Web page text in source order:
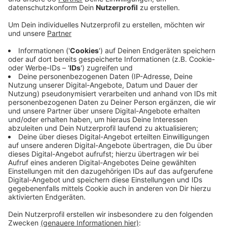
Laut aktuellen Zahlen gibt es aber immer weniger
Nachtflüge. Und das obwohl es immer mehr Starts und
Landungen am Düsseldorfer Flughafen gibt. Bereits im
elften Monat in Folge nimmt die Zahl der nächtlichen
Start- und Landungen ab. Das zeige - laut Flughafen -
dass sich die Pünktlichkeit der Flugverbindungen
verbessert habe. Konkret heißt das: Während im
September letzten Jahres (2018) noch 270 Starts
nach 22:00 Uhr beziehungsweise Landungen zwischen
23:00 und 5:59 Uhr stattgefunden haben, ist diese Zahl
in diesem September (2019) um 60 zurückgegangen.
Am Düsseldorfer Flughafen gilt in den Nachtstunden
eine Flugbeschränkung. Maschinen dürfen planmäßig